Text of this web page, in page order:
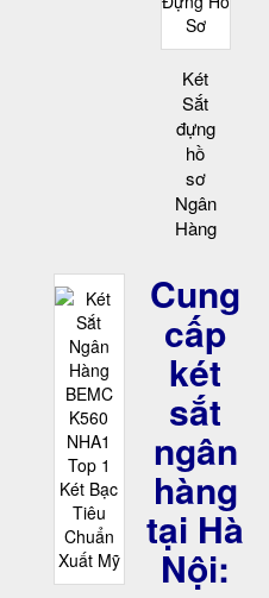
Két
Sắt
đựng
hồ
sơ
Ngân
Hàng
Cung
cấp
két
sắt
ngân
hàng
tại Hà
Nội: